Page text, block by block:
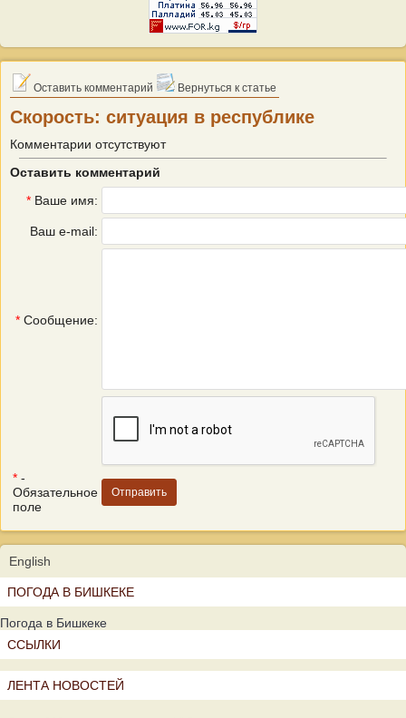
Оставить комментарий Вернуться к статье
Скорость: ситуация в республике
Комментарии отсутствуют
Оставить комментарий
* Ваше имя:
Ваш e-mail:
* Сообщение:
* -
Обязательное
поле
English
ПОГОДА В БИШКЕКЕ
Погода в Бишкеке
ССЫЛКИ
ЛЕНТА НОВОСТЕЙ